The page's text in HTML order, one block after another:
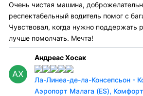
Очень чистая машина,
респектабельный водитель помог с
Чувствовал, когда нужно поддержать
лучше помолчать. Мечта!
АХ
Андреас Хосак
Ла-Линеа-де-ла-Консепсьон -
Аэропорт Малага (ES),